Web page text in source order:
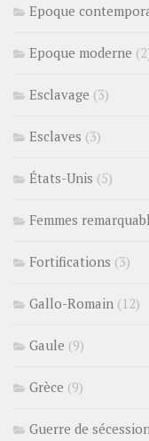
Epoque
Epoque moderne
Esclavage (3)
Esclaves (3)
États-Unis (5)
Femmes
Fortifications (3)
Gallo-Romain (12)
Gaule (9)
Grèce (9)
Guerre de sécession